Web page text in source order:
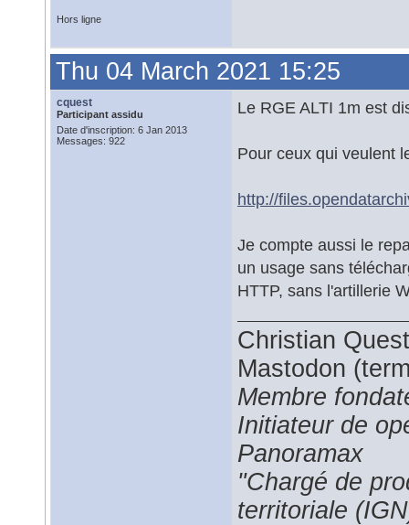
Hors ligne
Thu 04 March 2021 15:25
cquest
Participant assidu
Date d'inscription: 6 Jan 2013
Messages: 922
Le RGE ALTI 1m est
Pour ceux qui veulent
http://
Je compte aussi le
un usage sans
HTTP, sans l'artillerie
Christian
Mastodon
Membre
Initiateur de
Panoramax
"Chargé de
territoriale